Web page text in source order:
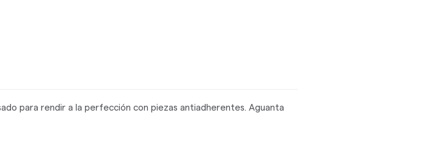
para rendir a la perfección con piezas antiadherentes. Aguanta